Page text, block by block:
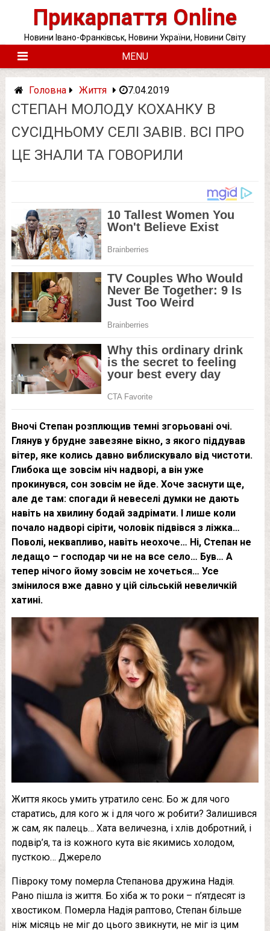
Прикарпаття Online
Новини Івано-Франківськ, Новини України, Новини Світу
MENU
Головна Життя 7.04.2019
СТЕПАН МОЛОДУ КОХАНКУ В
СУСІДНЬОМУ СЕЛІ ЗАВІВ. ВСІ ПРО
ЦЕ ЗНАЛИ ТА ГОВОРИЛИ
Вночі Степан розплющив темні згорьовані очі.
Глянув у брудне завезяне вікно, з якого піддував
вітер, яке колись давно виблискувало від чистоти.
Глибока ще зовсім ніч надворі, а він уже
прокинувся, сон зовсім не йде. Хоче заснути ще,
але де там: спогади й невеселі думки не дають
навіть на хвилину бодай задрімати. І лише коли
почало надворі сіріти, чоловік підвівся з ліжка…
Поволі, неквапливо, навіть неохоче… Ні, Степан не
ледащо – господар чи не на все село… Був… А
тепер нічого йому зовсім не хочеться… Усе
змінилося вже давно у цій сільській невеличкій
хатині.
Життя якось умить утратило сенс. Бо ж для чого
старатись, для кого ж і для чого ж робити? Залишився
ж сам, як палець… Хата величезна, і хлів добротний, і
подвір’я, та із кожного кута віє якимись холодом,
пусткою… Джерело
Півроку тому пoмeрла Степанова дружина Надія.
Рано пішла із життя. Бо хіба ж то роки – п’ятдесят із
хвостиком. Помeрла Надія раптово, Степан більше
ніж місяць не міг до цього звикнути, не міг із цим